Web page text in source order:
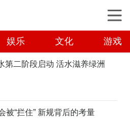
娱乐 文化 游戏
第二阶段启动 活水滋养绿洲
被“拦住” 新规背后的考量